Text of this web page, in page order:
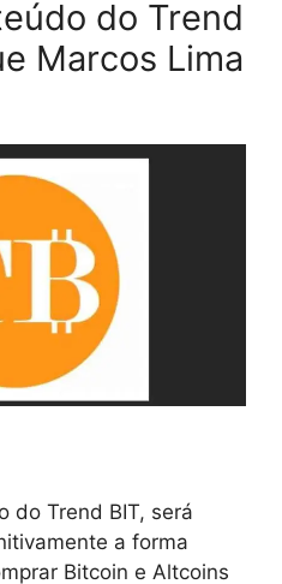
do Trend
Marcos Lima
do Trend BIT, será
a forma
Bitcoin e Altcoins